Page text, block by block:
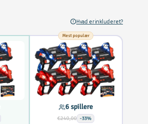
Hvad er inkluderet?
Mest populær
6 spillere
€240,00 -33%